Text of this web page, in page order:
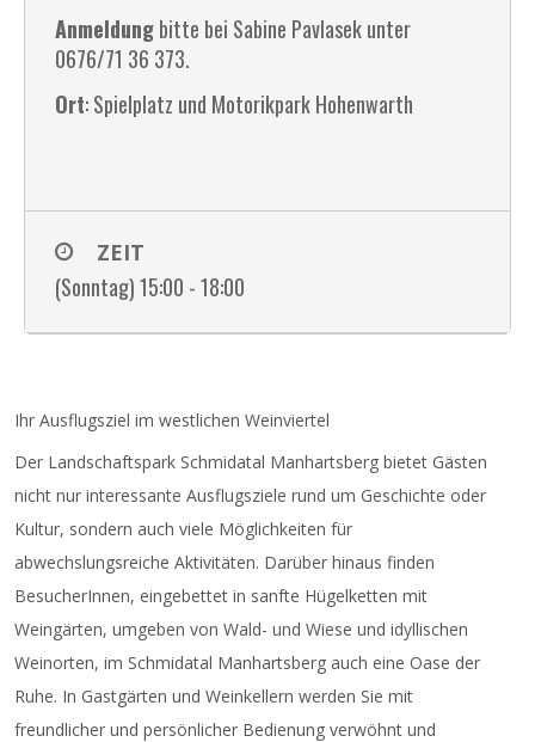
Anmeldungbitte bei Sabine Pavlasek unter
0676/71 36 373.
Ort: Spielplatz und Motorikpark Hohenwarth
ZEIT
(Sonntag) 15:00 - 18:00
Ihr Ausflugsziel im westlichen Weinviertel
Der Landschaftspark Schmidatal Manhartsberg bietet Gästen
nicht nur interessante Ausflugsziele rund um Geschichte oder
Kultur, sondern auch viele Möglichkeiten für
abwechslungsreiche Aktivitäten. Darüber hinaus finden
BesucherInnen, eingebettet in sanfte Hügelketten mit
Weingärten, umgeben von Wald- und Wiese und idyllischen
Weinorten, im Schmidatal Manhartsberg auch eine Oase der
Ruhe. In Gastgärten und Weinkellern werden Sie mit
freundlicher und persönlicher Bedienung verwöhnt und